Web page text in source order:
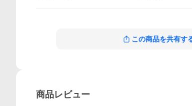
この商品を共有す
商品レビュー